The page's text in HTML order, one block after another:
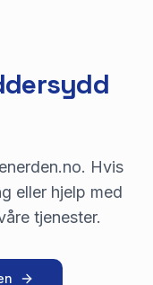
Hvis
eller hjelp med
tjenester.